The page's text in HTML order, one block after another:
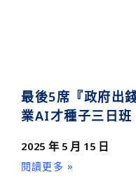
最後5席『政府出
業AI才種子三日班
2025 年 5 月 15 日
閱讀更多 »